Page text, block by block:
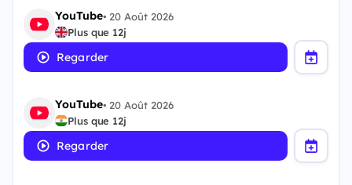
YouTube• 20 Août 2026
Plus que 12j
Regarder
YouTube• 20 Août 2026
Plus que 12j
Regarder